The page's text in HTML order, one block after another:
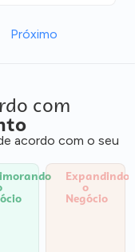
Próximo
com
acordo com o seu
Expandindo
o
Negócio